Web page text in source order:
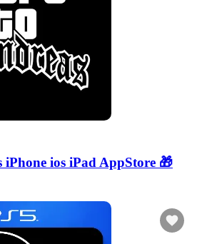
iPhone ios iPad AppStore 🎁